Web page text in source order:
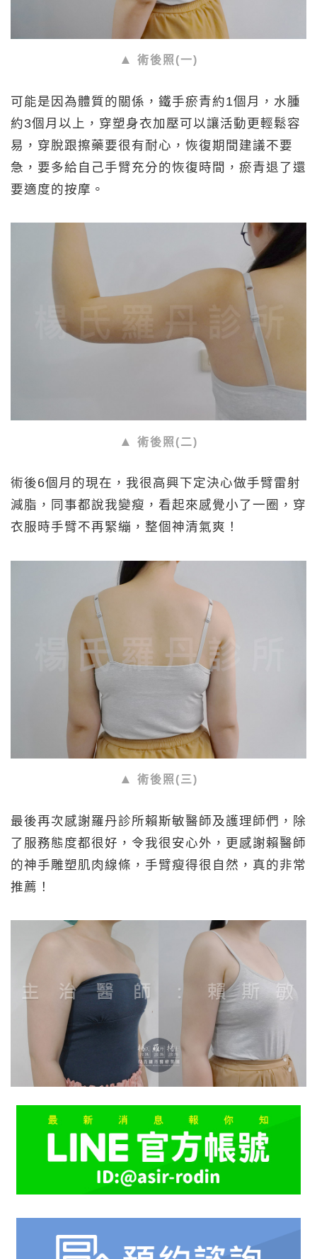
術後照(一)
可能是因為體質的關係，鐵手瘀青約1個月，水腫
約3個月以上，穿塑身衣加壓可以讓活動更輕鬆容
易，穿脫跟擦藥要很有耐心，恢復期間建議不要
急，要多給自己手臂充分的恢復時間，瘀青退了還
要適度的按摩。
術後照(二)
術後6個月的現在，我很高興下定決心做手臂雷射
減脂，同事都說我變瘦，看起來感覺小了一圈，穿
衣服時手臂不再緊繃，整個神清氣爽！
術後照(三)
最後再次感謝羅丹診所賴斯敏醫師及護理師們，除
了服務態度都很好，令我很安心外，更感謝賴醫師
的神手雕塑肌肉線條，手臂瘦得很自然，真的非常
推薦！